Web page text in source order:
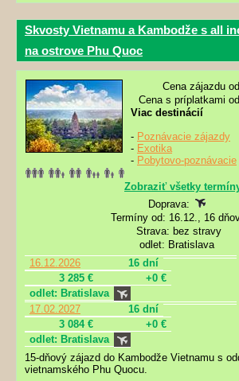
Skvosty Vietnamu a Kambodže s all
na ostrove Phu Quoc
Cena zájazdu
Cena s príplatkami
Viac destinácií
- Poznávacie zájazdy
- Exotika
- Pobytovo-poznávacie
Zobraziť všetky
Doprava:
Termíny od: 16.12., 16
Strava: bez stravy
odlet: Bratislava
16.12.2026
16 dní
3 285 €
+0 €
odlet: Bratislava
17.02.2027
16 dní
3 084 €
+0 €
odlet: Bratislava
15-dňový zájazd do Kambodže Vietnamu s
vietnamského Phu Quocu.